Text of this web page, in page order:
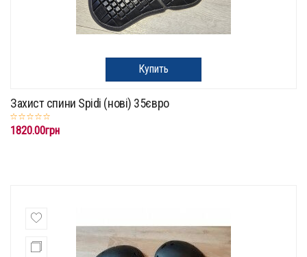
Купить
Захист спини Spidi (нові) 35євро
1820.00грн